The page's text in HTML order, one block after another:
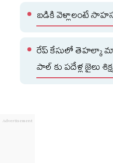
బడికి వెళ్లాలంటే
రేప్ కేసులో తెహల్కా
పాల్ కు పదేళ్ల జైలు